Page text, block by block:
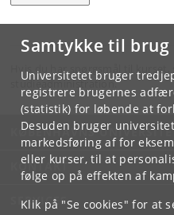
Samtykke til
Universitetet bruger
registrere brugernes
(statistik) for løbende at
Desuden bruger
markedsføring af for
eller kurser, til at
følge op på effekten af
Klik på "Se cookies" for at
Hvis du har spørgsmål til
studieadministration.
KØBENHAVNS
KONTAKT
SERVICES